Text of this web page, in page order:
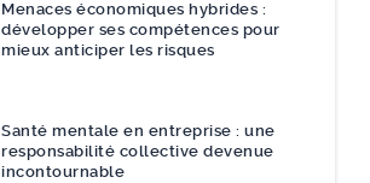
Menaces économiques hybrides :
développer ses compétences pour
mieux anticiper les risques
Santé mentale en entreprise : une
responsabilité collective devenue
incontournable